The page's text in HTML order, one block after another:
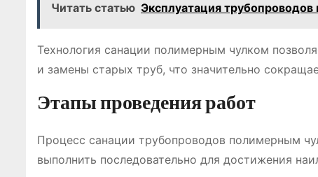
Читать статью Эксплуатация
Технология санации полимерным чулком
и замены старых труб, что значительно
Этапы проведения работ
Процесс санации трубопроводов полимерным
выполнить последовательно для достижения